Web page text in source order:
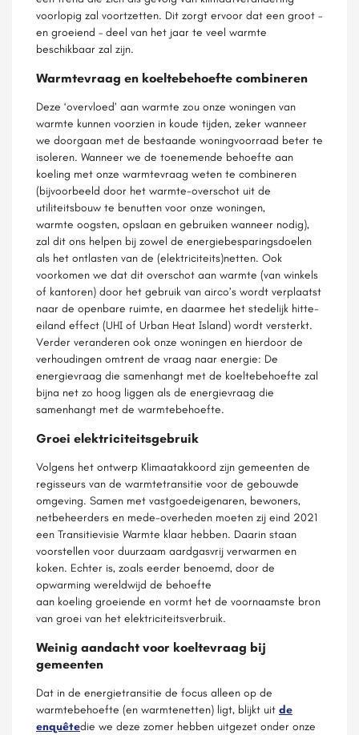
voorlopig zal voortzetten. Dit zorgt ervoor dat een groot –
en groeiend – deel van het jaar te veel warmte
beschikbaar zal zijn.
Warmtevraag en koeltebehoefte combineren
Deze ‘overvloed’ aan warmte zou onze woningen van
warmte kunnen voorzien in koude tijden, zeker wanneer
we doorgaan met de bestaande woningvoorraad beter te
isoleren. Wanneer we de toenemende behoefte aan
koeling met onze warmtevraag weten te combineren
(bijvoorbeeld door het warmte-overschot uit de
utiliteitsbouw te benutten voor onze woningen,
warmte oogsten, opslaan en gebruiken wanneer nodig),
zal dit ons helpen bij zowel de energiebesparingsdoelen
als het ontlasten van de (elektriciteits)netten. Ook
voorkomen we dat dit overschot aan warmte (van winkels
of kantoren) door het gebruik van airco’s wordt verplaatst
naar de openbare ruimte, en daarmee het stedelijk hitte-
eiland effect (UHI of Urban Heat Island) wordt versterkt.
Verder veranderen ook onze woningen en hierdoor de
verhoudingen omtrent de vraag naar energie: De
energievraag die samenhangt met de koeltebehoefte zal
bijna net zo hoog liggen als de energievraag die
samenhangt met de warmtebehoefte.
Groei elektriciteitsgebruik
Volgens het ontwerp Klimaatakkoord zijn gemeenten de
regisseurs van de warmtetransitie voor de gebouwde
omgeving. Samen met vastgoedeigenaren, bewoners,
netbeheerders en mede-overheden moeten zij eind 2021
een Transitievisie Warmte klaar hebben. Daarin staan
voorstellen voor duurzaam aardgasvrij verwarmen en
koken. Echter is, zoals eerder benoemd, door de
opwarming wereldwijd de behoefte
aan koeling groeiende en vormt het de voornaamste bron
van groei van het elektriciteitsverbruik.
Weinig aandacht voor koeltevraag bij
gemeenten
Dat in de energietransitie de focus alleen op de
warmtebehoefte (en warmtenetten) ligt, blijkt uit de
enquêtedie we deze zomer hebben uitgezet onder onze